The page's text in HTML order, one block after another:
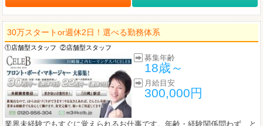
30万スタートor週休2日！選べる勤務体系
①店舗型スタッフ ②店舗型スタッフ
募集年齢
18歳～
月給目安
300,000円
業界未経験でもすぐに覚えられるお仕事です。年齢・経験関係問わず、と